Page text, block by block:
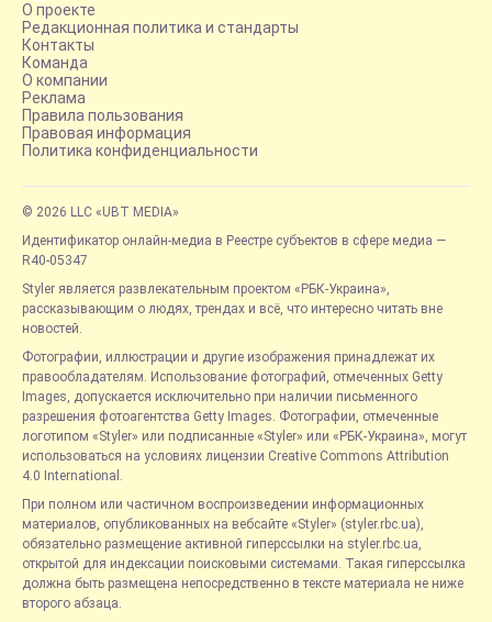
О проекте
Редакционная политика и стандарты
Контакты
Команда
О компании
Реклама
Правила пользования
Правовая информация
Политика конфиденциальности
© 2026 LLC «UBT MEDIA»
Идентификатор онлайн-медиа в Реестре субъектов в сфере медиа —
R40-05347
Styler является развлекательным проектом «РБК-Украина»,
рассказывающим о людях, трендах и всё, что интересно читать вне
новостей.
Фотографии, иллюстрации и другие изображения принадлежат их
правообладателям. Использование фотографий, отмеченных Getty
Images, допускается исключительно при наличии письменного
разрешения фотоагентства Getty Images. Фотографии, отмеченные
логотипом «Styler» или подписанные «Styler» или «РБК-Украина», могут
использоваться на условиях лицензии Creative Commons Attribution
4.0 International.
При полном или частичном воспроизведении информационных
материалов, опубликованных на вебсайте «Styler» (styler.rbc.ua),
обязательно размещение активной гиперссылки на styler.rbc.ua,
открытой для индексации поисковыми системами. Такая гиперссылка
должна быть размещена непосредственно в тексте материала не ниже
второго абзаца.